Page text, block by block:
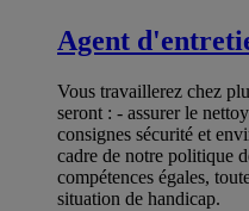
Agent
Vous travaillerez chez
seront : - assurer le
consignes sécurité et
cadre de notre politique
compétences égales,
situation de handicap.